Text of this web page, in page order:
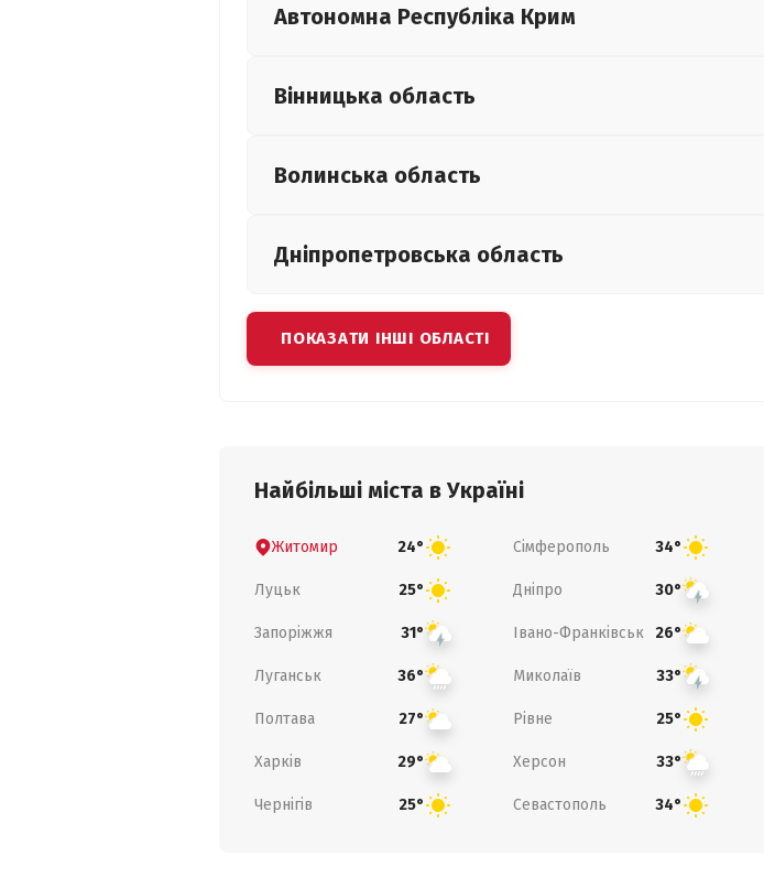
Автономна Республіка Крим
Вінницька область
Волинська область
Дніпропетровська область
ПОКАЗАТИ ІНШІ ОБЛАСТІ
Найбільші міста в Україні
Житомир 24° Сімферополь 34°
Луцьк 25° Дніпро 30°
Запоріжжя 31° Івано-Франківськ 26°
Луганськ 36° Миколаїв 33°
Полтава 27° Рівне 25°
Харків 29° Херсон 33°
Чернігів 25° Севастополь 34°